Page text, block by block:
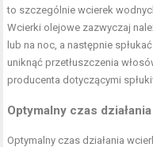
to szczególnie wcierek
Wcierki olejowe zazwyczaj
lub na noc, a następnie
uniknąć przetłuszczenia
producenta dotyczącymi
Optymalny czas
Optymalny czas działania